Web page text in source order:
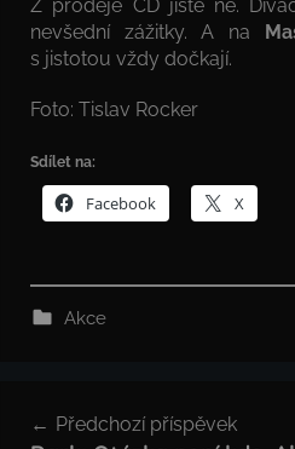
Z prodeje CD jistě ne.
nevšední zážitky. A na
s jistotou vždy dočkají.
Foto: Tislav Rocker
Sdílet na:
Facebook X
Akce
Předchozí příspěvek